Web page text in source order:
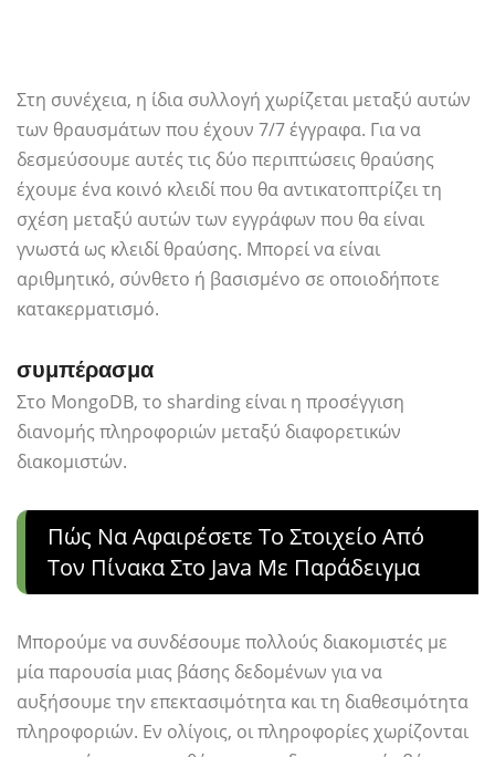
Στη συνέχεια, η ίδια συλλογή χωρίζεται μεταξύ αυτών
των θραυσμάτων που έχουν 7/7 έγγραφα. Για να
δεσμεύσουμε αυτές τις δύο περιπτώσεις θραύσης
έχουμε ένα κοινό κλειδί που θα αντικατοπτρίζει τη
σχέση μεταξύ αυτών των εγγράφων που θα είναι
γνωστά ως κλειδί θραύσης. Μπορεί να είναι
αριθμητικό, σύνθετο ή βασισμένο σε οποιοδήποτε
κατακερματισμό.
συμπέρασμα
Στο MongoDB, το sharding είναι η προσέγγιση
διανομής πληροφοριών μεταξύ διαφορετικών
διακομιστών.
Πώς Να Αφαιρέσετε Το Στοιχείο Από
Τον Πίνακα Στο Java Με Παράδειγμα
Μπορούμε να συνδέσουμε πολλούς διακομιστές με
μία παρουσία μιας βάσης δεδομένων για να
αυξήσουμε την επεκτασιμότητα και τη διαθεσιμότητα
πληροφοριών. Εν ολίγοις, οι πληροφορίες χωρίζονται